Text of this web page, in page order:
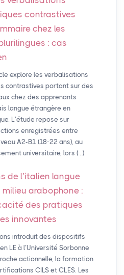
contrastives
chez les
: cas
explore les verbalisations
contrastives portant sur des
chez des apprenants
langue étrangère en
L’étude repose sur
enregistrées entre
A2-B1 (18-22 ans), au
universitaire, lors (…)
de l’italien langue
arabophone :
des pratiques
innovantes
introduit des dispositifs
LE à l’Université Sorbonne
actionnelle, la formation
CILS et CLES. Les